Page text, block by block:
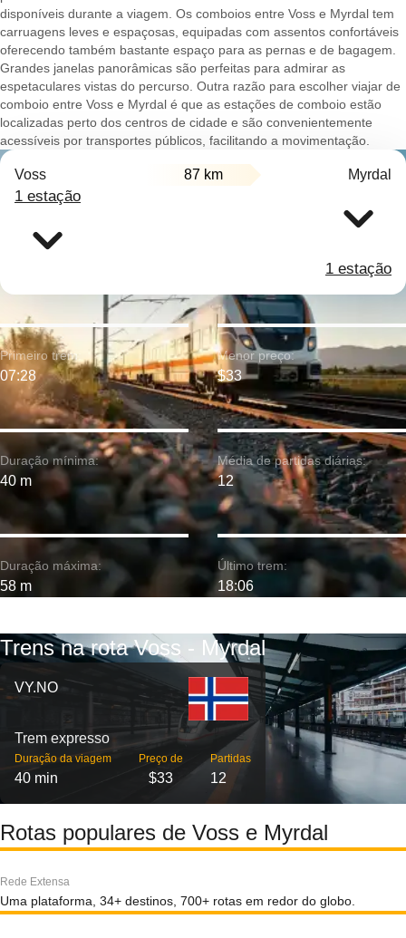
disponíveis durante a viagem. Os comboios entre Voss e Myrdal tem
carruagens leves e espaçosas, equipadas com assentos confortáveis
oferecendo também bastante espaço para as pernas e de bagagem.
Grandes janelas panorâmicas são perfeitas para admirar as
espetaculares vistas do percurso. Outra razão para escolher viajar de
comboio entre Voss e Myrdal é que as estações de comboio estão
localizadas perto dos centros de cidade e são convenientemente
acessíveis por transportes públicos, facilitando a movimentação.
Voss 87 km Myrdal
1 estação
1 estação
Duração mínima:
40 m
Primeiro trem:
07:28
Duração máxima:
58 m
Menor preço:
$33
Média de partidas diárias:
12
Último trem:
18:06
Trens na rota Voss - Myrdal
VY.NO
Trem expresso
Duração da viagem
40 min
Preço de
$33
Partidas
12
Rotas populares de Voss e Myrdal
Rede Extensa
Uma plataforma, 34+ destinos, 700+ rotas em redor do globo.